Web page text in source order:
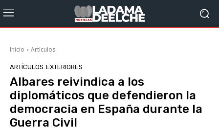
Inicio Artículos
ARTÍCULOS EXTERIORES
Albares reivindica a los
diplomáticos que defendieron la
democracia en España durante la
Guerra Civil